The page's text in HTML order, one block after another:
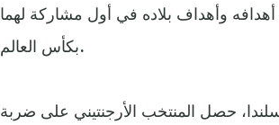
وأهداف بلاده في أول مشاركة لهما
بكأس العالم.
حصل المنتخب الأرجنتيني على ضربة